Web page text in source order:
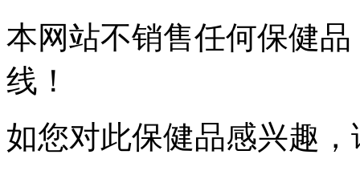
本网站不销售任何保健
线！
如您对此保健品感兴趣